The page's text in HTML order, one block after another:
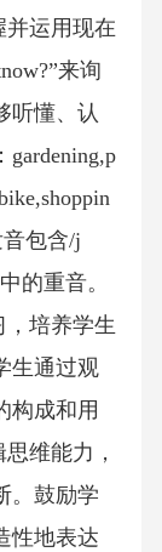
并运用现在
来询
听懂、认
音包含/j
的重音。
培养学生
生通过观
构成和用
维能力，
。鼓励学
性地表达